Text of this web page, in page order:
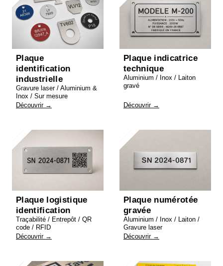
Plaque
identification
industrielle
Gravure laser / Aluminium &
Inox / Sur mesure
Découvrir →
Plaque indicatrice
technique
Aluminium / Inox / Laiton
gravé
Découvrir →
Plaque logistique
identification
Traçabilité / Entrepôt / QR
code / RFID
Découvrir →
Plaque numérotée
gravée
Aluminium / Inox / Laiton /
Gravure laser
Découvrir →